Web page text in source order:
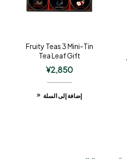
Fruity Teas 3 Mini-Tin
Tea Leaf Gift
¥2,850
إضافة إلى السلة